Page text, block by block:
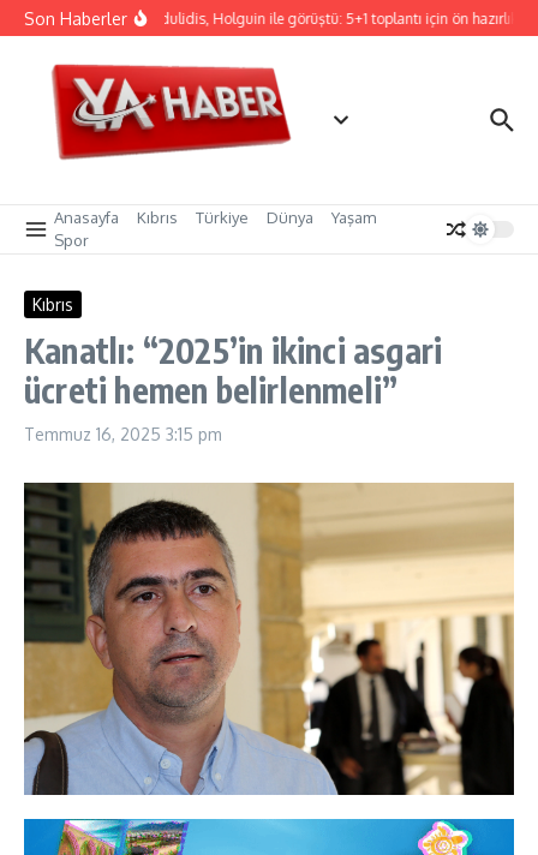
İçeriğe atla
Son HaberlerHristodulidis, Holguin ile görüştü: 5+1 toplantı için ön hazırlık
Anasayfa Kıbrıs Türkiye Dünya
Yaşam
Spor
Kıbrıs
Kanatlı: “2025’in ikinci asgari
ücreti hemen belirlenmeli”
Temmuz 16, 2025 3:15 pm